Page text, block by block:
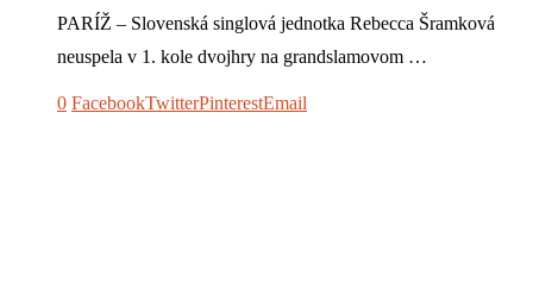
PARÍŽ – Slovenská singlová jednotka Rebecca Šramková
neuspela v 1. kole dvojhry na grandslamovom …
0 FacebookTwitterPinterestEmail